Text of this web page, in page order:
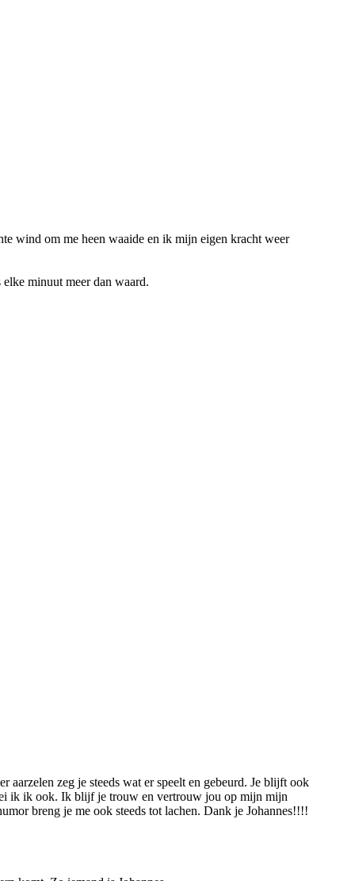
wind om me heen waaide en ik mijn eigen kracht weer
minuut meer dan waard.
aarzelen zeg je steeds wat er speelt en gebeurd. Je blijft ook
ik ik ook. Ik blijf je trouw en vertrouw jou op mijn mijn
breng je me ook steeds tot lachen. Dank je Johannes!!!!